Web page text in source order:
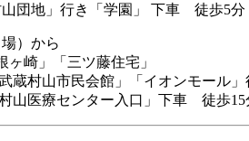
地」行き「学園」 下車 徒歩5分
）から
」「三ツ藤住宅」
館」「イオンモール」
ター入口」下車 徒歩15